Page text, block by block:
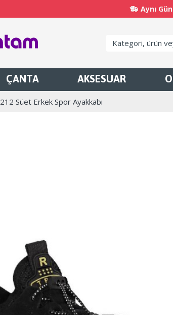
Aynı
ÇANTA AKSESUAR
Süet Erkek Spor Ayakkabı